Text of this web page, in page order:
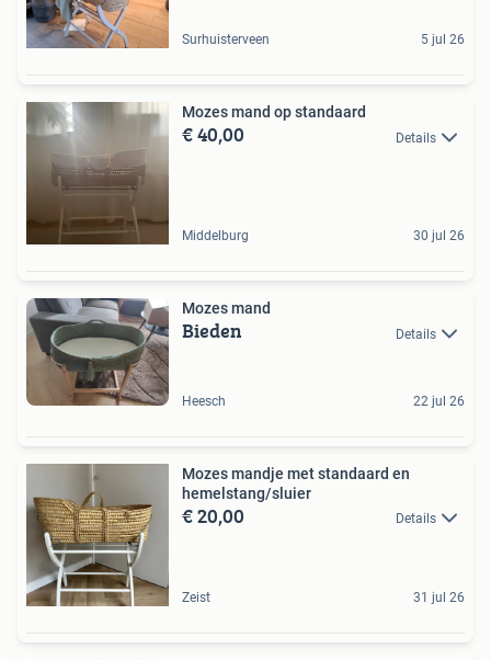
Surhuisterveen 5 jul 26
Mozes mand op standaard
€ 40,00 Details
Middelburg 30 jul 26
Mozes mand
Bieden Details
Heesch 22 jul 26
Mozes mandje met standaard en
hemelstang/sluier
€ 20,00 Details
Zeist 31 jul 26